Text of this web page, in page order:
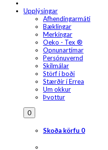
Upplýsingar
Afhendingarmáti
Bæklingar
Merkingar
Oeko - Tex ®
Opnunartímar
Persónuvernd
Skilmálar
Störf í boði
Stærðir í Errea
Um okkur
Þvottur
0
Skoða körfu 0